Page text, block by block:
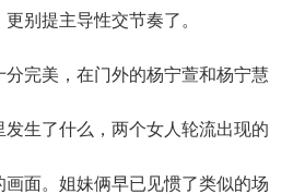
别提主导性交节奏了。
完美，在门外的杨宁萱和杨宁慧
生了什么，两个女人轮流出现的
面。姐妹俩早已见惯了类似的场